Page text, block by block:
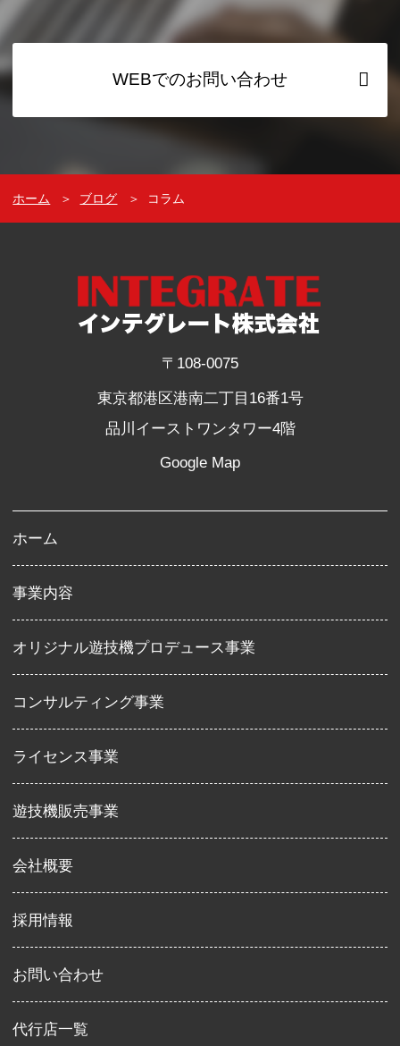
WEBでのお問い合わせ
ホーム ＞ ブログ ＞ コラム
〒108-0075
東京都港区港南二丁目16番1号
品川イーストワンタワー4階
Google Map
ホーム
事業内容
オリジナル遊技機プロデュース事業
コンサルティング事業
ライセンス事業
遊技機販売事業
会社概要
採用情報
お問い合わせ
代行店一覧